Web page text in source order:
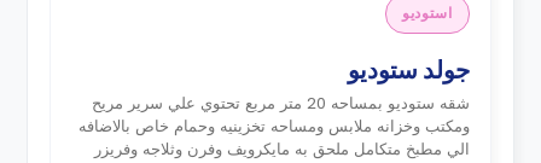
استوديو
جولد ستوديو
شقه ستوديو بمساحه 20 متر مربع تحتوي علي سرير مريح
ومكتب وخزانه ملابس ومساحه تخزينيه وحمام خاص بالاضافه
الي مطبخ متكامل ملحق به مايكرويف وفرن وثلاجه وفريزر